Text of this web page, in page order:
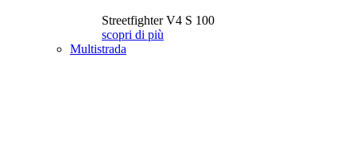
Streetfighter V4 S 100
scopri di più
Multistrada